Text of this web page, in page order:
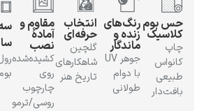
لودویگ دویچ
رنگ‌های
زنده و
ماندگار
جوهر UV
با دوام
طولانی
انتخاب
حرفه‌ای
گلچین
شاهکارهای
تاریخ هنر
مقاوم و
آمادهٔ
نصب
کشیده‌شده
روی
چارچوب
سه شیوهٔ
ساخت
رول، بوم،
بوم با قاب
بدون
کشیدگی
تصویر
ابعاد
استاندارد
با حفظ
نسبت